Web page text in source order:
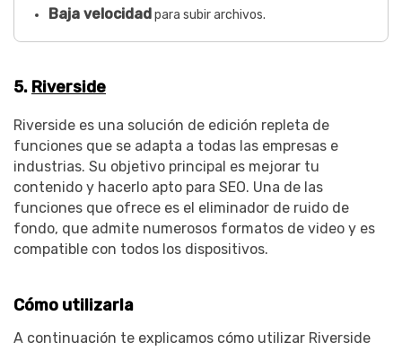
Baja velocidadpara subir archivos.
5. Riverside
Riverside es una solución de edición repleta de
funciones que se adapta a todas las empresas e
industrias. Su objetivo principal es mejorar tu
contenido y hacerlo apto para SEO. Una de las
funciones que ofrece es el eliminador de ruido de
fondo, que admite numerosos formatos de video y es
compatible con todos los dispositivos.
Cómo utilizarla
A continuación te explicamos cómo utilizar Riverside